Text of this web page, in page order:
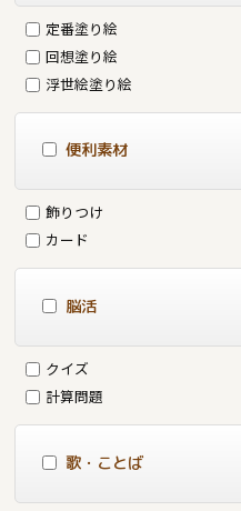
定番塗り絵
回想塗り絵
浮世絵塗り絵
便利素材
飾りつけ
カード
脳活
クイズ
計算問題
歌・ことば